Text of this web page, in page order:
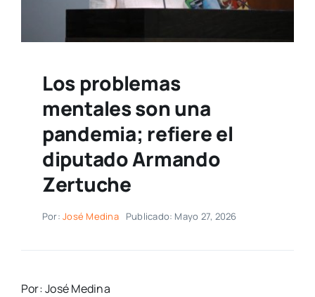
Los problemas
mentales son una
pandemia; refiere el
diputado Armando
Zertuche
Por:José Medina Publicado: Mayo 27, 2026
Por: José Medina